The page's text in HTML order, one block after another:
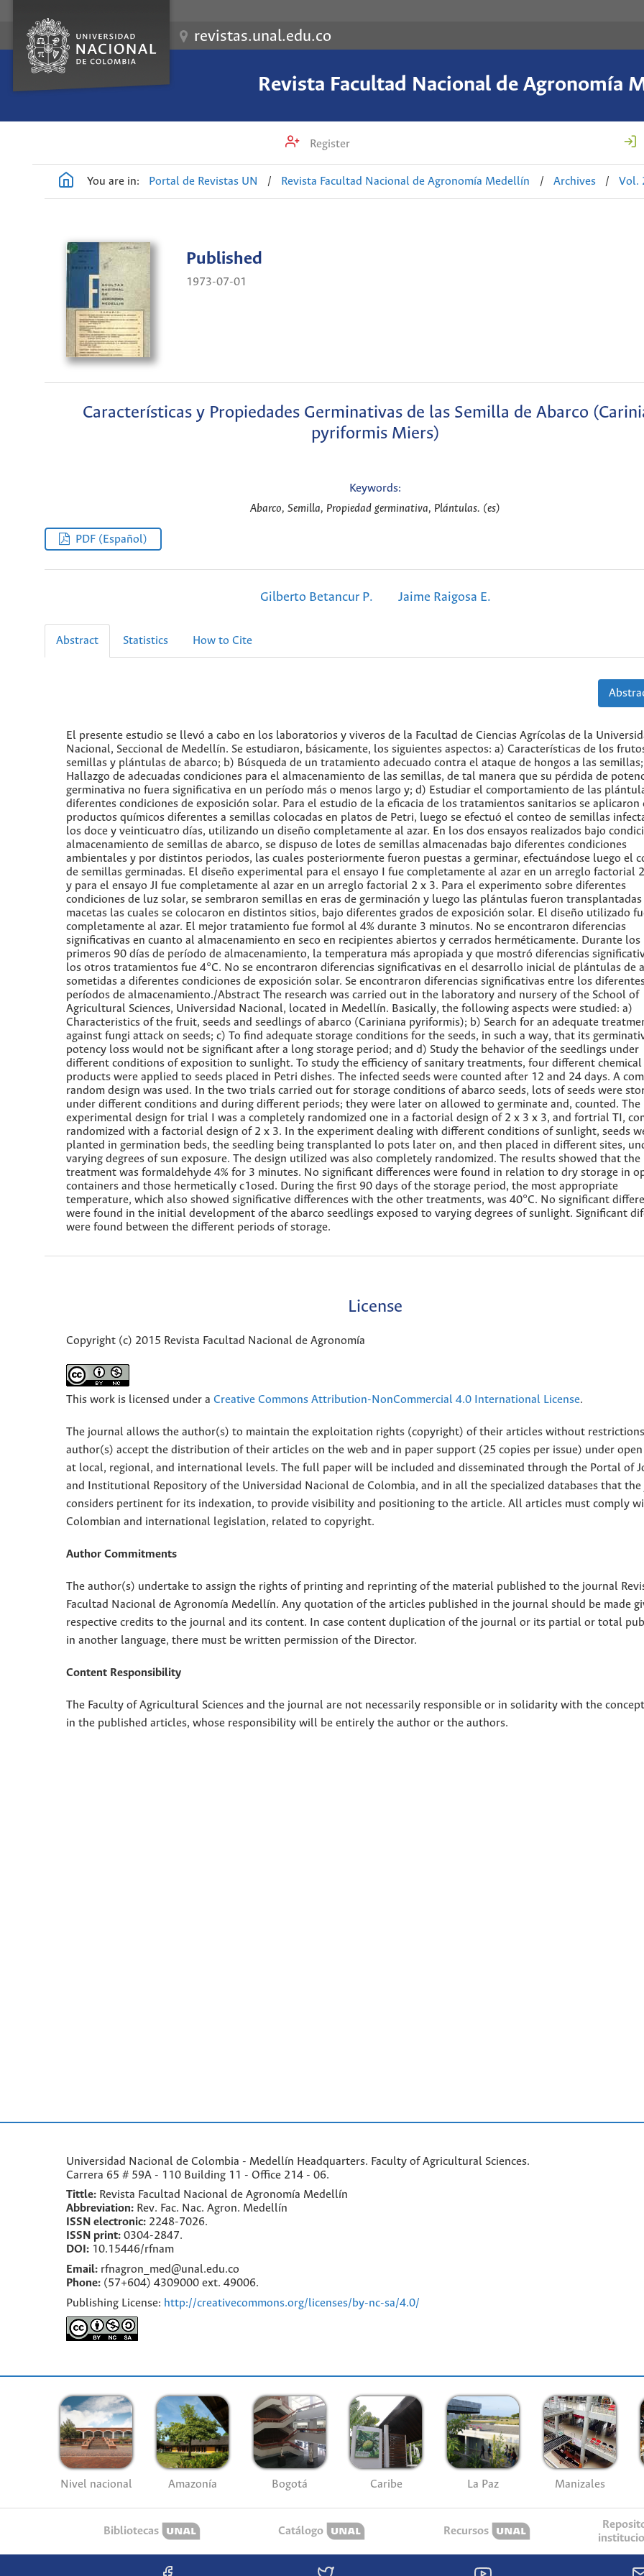
revistas.unal.edu.co
Revista Facultad Nacional de Agronomía
Register
You are in: Portal de Revistas UN / Revista Facultad Nacional de Agronomía Medellín / Archives / Vol.
Published
1973-07-01
Características y Propiedades Germinativas de las Semilla de Abarco
pyriformis Miers)
Keywords:
Abarco, Semilla, Propiedad germinativa, Plántulas. (es)
PDF (Español)
Gilberto Betancur P. Jaime Raigosa E.
Abstract Statistics How to Cite
El presente estudio se llevó a cabo en los laboratorios y viveros de la Facultad de Ciencias Agrícolas de la
Nacional, Seccional de Medellín. Se estudiaron, básicamente, los siguientes aspectos: a) Características de los
semillas y plántulas de abarco; b) Búsqueda de un tratamiento adecuado contra el ataque de hongos a las
Hallazgo de adecuadas condiciones para el almacenamiento de las semillas, de tal manera que su pérdida de
germinativa no fuera significativa en un período más o menos largo y; d) Estudiar el comportamiento de las
diferentes condiciones de exposición solar. Para el estudio de la eficacia de los tratamientos sanitarios se aplicaron
productos químicos diferentes a semillas colocadas en platos de Petri, luego se efectuó el conteo de semillas
los doce y veinticuatro días, utilizando un diseño completamente al azar. En los dos ensayos realizados bajo
almacenamiento de semillas de abarco, se dispuso de lotes de semillas almacenadas bajo diferentes condiciones
ambientales y por distintos periodos, las cuales posteriormente fueron puestas a germinar, efectuándose luego el
de semillas germinadas. El diseño experimental para el ensayo I fue completamente al azar en un arreglo factorial
y para el ensayo JI fue completamente al azar en un arreglo factorial 2 x 3. Para el experimento sobre diferentes
condiciones de luz solar, se sembraron semillas en eras de germinación y luego las plántulas fueron transplantadas
macetas las cuales se colocaron en distintos sitios, bajo diferentes grados de exposición solar. El diseño utilizado
completamente al azar. El mejor tratamiento fue formol al 4% durante 3 minutos. No se encontraron diferencias
significativas en cuanto al almacenamiento en seco en recipientes abiertos y cerrados herméticamente. Durante los
primeros 90 días de período de almacenamiento, la temperatura más apropiada y que mostró diferencias
los otros tratamientos fue 4°C. No se encontraron diferencias significativas en el desarrollo inicial de plántulas de
sometidas a diferentes condiciones de exposición solar. Se encontraron diferencias significativas entre los
períodos de almacenamiento./Abstract The research was carried out in the laboratory and nursery of the School of
Agricultural Sciences, Universidad Nacional, located in Medellín. Basically, the following aspects were studied: a)
Characteristics of the fruit, seeds and seedlings of abarco (Cariniana pyriformis); b) Search for an adequate
against fungi attack on seeds; c) To find adequate storage conditions for the seeds, in such a way, that its
potency loss would not be significant after a long storage period; and d) Study the behavior of the seedlings under
different conditions of exposition to sunlight. To study the efficiency of sanitary treatments, four different chemical
products were applied to seeds placed in Petri dishes. The infected seeds were counted after 12 and 24 days. A
random design was used. In the two trials carried out for storage conditions of abarco seeds, lots of seeds were
under different conditions and during different periods; they were later on allowed to germinate and, counted. The
experimental design for trial I was a completely randomized one in a factorial design of 2 x 3 x 3, and fortrial TI,
randomized with a factorial design of 2 x 3. In the experiment dealing with different conditions of sunlight, seeds
planted in germination beds, the seedling being transplanted lo pots later on, and then placed in different sites,
varying degrees of sun exposure. The design utilized was also completely randomized. The results showed that the
treatment was formaldehyde 4% for 3 minutes. No significant differences were found in relation to dry storage in
containers and those hermetically c1osed. During the first 90 days of the storage period, the most appropriate
temperature, which also showed significative differences with the other treatments, was 40°C. No significant
were found in the initial development of the abarco seedlings exposed to varying degrees of sunlight. Significant
were found between the different periods of storage.
License
Copyright (c) 2015 Revista Facultad Nacional de Agronomía
This work is licensed under a Creative Commons Attribution-NonCommercial 4.0 International License.
The journal allows the author(s) to maintain the exploitation rights (copyright) of their articles without
author(s) accept the distribution of their articles on the web and in paper support (25 copies per issue) under open
at local, regional, and international levels. The full paper will be included and disseminated through the Portal of
and Institutional Repository of the Universidad Nacional de Colombia, and in all the specialized databases that
considers pertinent for its indexation, to provide visibility and positioning to the article. All articles must comply
Colombian and international legislation, related to copyright.
Author Commitments
The author(s) undertake to assign the rights of printing and reprinting of the material published to the journal
Facultad Nacional de Agronomía Medellín. Any quotation of the articles published in the journal should be made
respective credits to the journal and its content. In case content duplication of the journal or its partial or total
in another language, there must be written permission of the Director.
Content Responsibility
The Faculty of Agricultural Sciences and the journal are not necessarily responsible or in solidarity with the
in the published articles, whose responsibility will be entirely the author or the authors.
Universidad Nacional de Colombia - Medellín Headquarters. Faculty of Agricultural Sciences.
Carrera 65 # 59A - 110 Building 11 - Office 214 - 06.
Tittle: Revista Facultad Nacional de Agronomía Medellín
Abbreviation: Rev. Fac. Nac. Agron. Medellín
ISSN electronic: 2248-7026.
ISSN print: 0304-2847.
DOI: 10.15446/rfnam
Email: rfnagron_med@unal.edu.co
Phone: (57+604) 4309000 ext. 49006.
Publishing License: http://creativecommons.org/licenses/by-nc-sa/4.0/
Nivel nacional Amazonía Bogotá Caribe La Paz Manizales
Bibliotecas Catálogo Recursos